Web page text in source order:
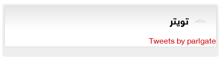
تويتر
Tweets by parlgate